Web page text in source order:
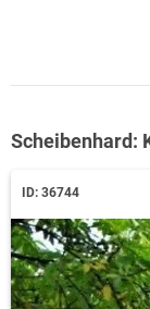
Scheibenhard:
ID: 36744